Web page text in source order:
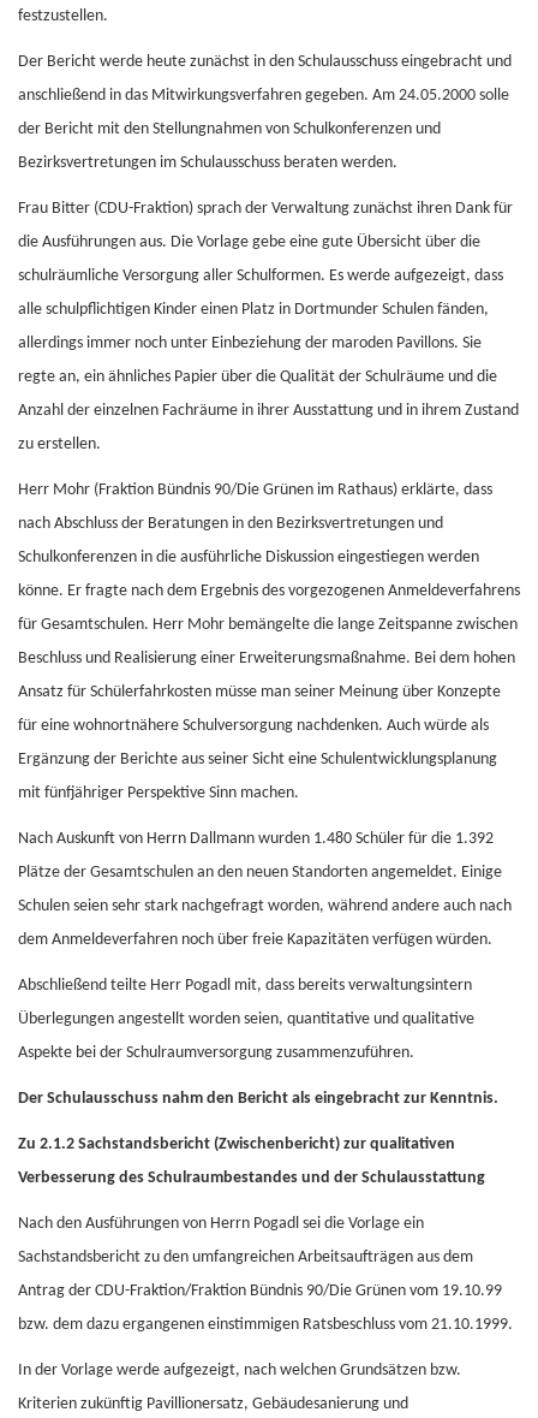
festzustellen.
Der Bericht werde heute zunächst in den Schulausschuss eingebracht und
anschließend in das Mitwirkungsverfahren gegeben. Am 24.05.2000 solle
der Bericht mit den Stellungnahmen von Schulkonferenzen und
Bezirksvertretungen im Schulausschuss beraten werden.
Frau Bitter (CDU-Fraktion) sprach der Verwaltung zunächst ihren Dank für
die Ausführungen aus. Die Vorlage gebe eine gute Übersicht über die
schulräumliche Versorgung aller Schulformen. Es werde aufgezeigt, dass
alle schulpflichtigen Kinder einen Platz in Dortmunder Schulen fänden,
allerdings immer noch unter Einbeziehung der maroden Pavillons. Sie
regte an, ein ähnliches Papier über die Qualität der Schulräume und die
Anzahl der einzelnen Fachräume in ihrer Ausstattung und in ihrem Zustand
zu erstellen.
Herr Mohr (Fraktion Bündnis 90/Die Grünen im Rathaus) erklärte, dass
nach Abschluss der Beratungen in den Bezirksvertretungen und
Schulkonferenzen in die ausführliche Diskussion eingestiegen werden
könne. Er fragte nach dem Ergebnis des vorgezogenen Anmeldeverfahrens
für Gesamtschulen. Herr Mohr bemängelte die lange Zeitspanne zwischen
Beschluss und Realisierung einer Erweiterungsmaßnahme. Bei dem hohen
Ansatz für Schülerfahrkosten müsse man seiner Meinung über Konzepte
für eine wohnortnähere Schulversorgung nachdenken. Auch würde als
Ergänzung der Berichte aus seiner Sicht eine Schulentwicklungsplanung
mit fünfjähriger Perspektive Sinn machen.
Nach Auskunft von Herrn Dallmann wurden 1.480 Schüler für die 1.392
Plätze der Gesamtschulen an den neuen Standorten angemeldet. Einige
Schulen seien sehr stark nachgefragt worden, während andere auch nach
dem Anmeldeverfahren noch über freie Kapazitäten verfügen würden.
Abschließend teilte Herr Pogadl mit, dass bereits verwaltungsintern
Überlegungen angestellt worden seien, quantitative und qualitative
Aspekte bei der Schulraumversorgung zusammenzuführen.
Der Schulausschuss nahm den Bericht als eingebracht zur Kenntnis.
Zu 2.1.2 Sachstandsbericht (Zwischenbericht) zur qualitativen
Verbesserung des Schulraumbestandes und der Schulausstattung
Nach den Ausführungen von Herrn Pogadl sei die Vorlage ein
Sachstandsbericht zu den umfangreichen Arbeitsaufträgen aus dem
Antrag der CDU-Fraktion/Fraktion Bündnis 90/Die Grünen vom 19.10.99
bzw. dem dazu ergangenen einstimmigen Ratsbeschluss vom 21.10.1999.
In der Vorlage werde aufgezeigt, nach welchen Grundsätzen bzw.
Kriterien zukünftig Pavillionersatz, Gebäudesanierung und